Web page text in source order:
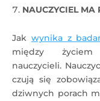
NAUCZYCIEL
Jak wynika z
między
nauczycieli.
czują się
dziwnych porach